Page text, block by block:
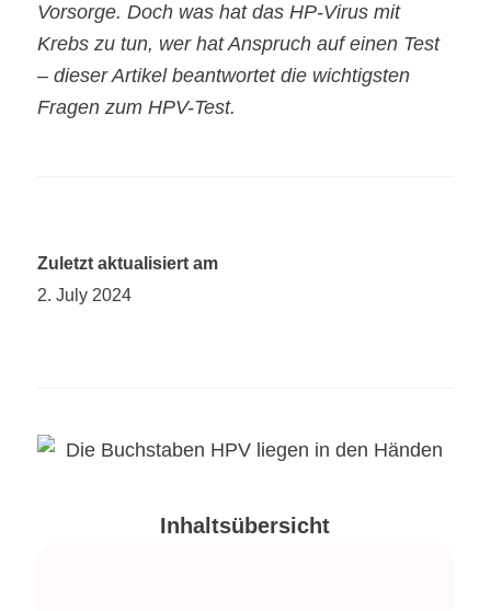
Vorsorge. Doch was hat das HP-Virus mit
Krebs zu tun, wer hat Anspruch auf einen Test
– dieser Artikel beantwortet die wichtigsten
Fragen zum HPV-Test.
Zuletzt aktualisiert am
2. July 2024
Inhaltsübersicht